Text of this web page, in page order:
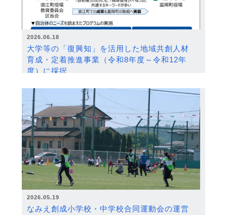
2026.06.18
大学等の「復興知」を活用した地域共創人材
育成・定着推進事業（令和8年度～令和12年
度）に採択
2026.05.19
なみえ創成小学校・中学校合同運動会の運営